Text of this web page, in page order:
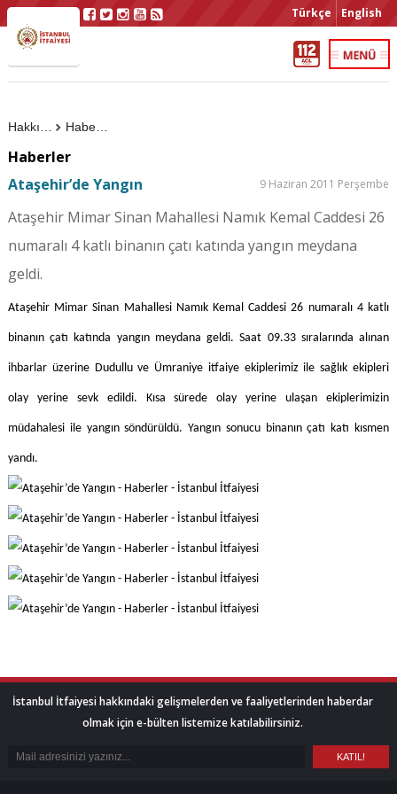
Türkçe English
Haberler
Haberler
Ataşehir’de Yangın
9 Haziran 2011 Perşembe
Ataşehir Mimar Sinan Mahallesi Namık Kemal Caddesi 26
numaralı 4 katlı binanın çatı katında yangın meydana
geldi.
Ataşehir Mimar Sinan Mahallesi Namık Kemal Caddesi 26 numaralı 4 katlı
binanın çatı katında yangın meydana geldi. Saat 09.33 sıralarında alınan
ihbarlar üzerine Dudullu ve Ümraniye itfaiye ekiplerimiz ile sağlık ekipleri
olay yerine sevk edildi. Kısa sürede olay yerine ulaşan ekiplerimizin
müdahalesi ile yangın söndürüldü. Yangın sonucu binanın çatı katı kısmen
yandı.
İstanbul İtfaiyesi hakkındaki gelişmelerden ve faaliyetlerinden haberdar
olmak için e-bülten listemize katılabilirsiniz.